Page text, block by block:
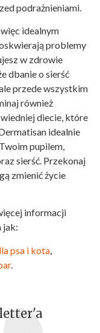
podrażnieniami.
idealnym
problemy
w zdrowie
dbanie o sierść
przede wszystkim
również
diecie, które
idealnie
pupilem,
sierść. Przekonaj
zmienić życie
informacji
jak:
psa i kota,
.